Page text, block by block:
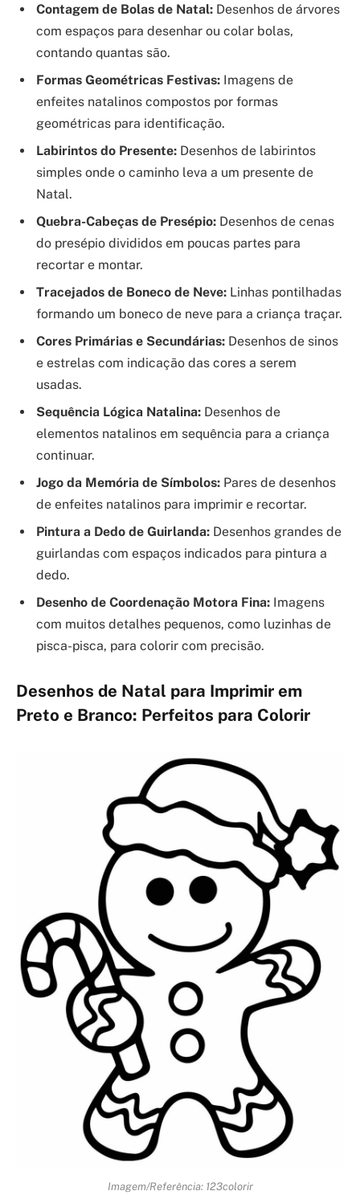
Contagem de Bolas de Natal: Desenhos de árvores
com espaços para desenhar ou colar bolas,
contando quantas são.
Formas Geométricas Festivas: Imagens de
enfeites natalinos compostos por formas
geométricas para identificação.
Labirintos do Presente: Desenhos de labirintos
simples onde o caminho leva a um presente de
Natal.
Quebra-Cabeças de Presépio: Desenhos de cenas
do presépio divididos em poucas partes para
recortar e montar.
Tracejados de Boneco de Neve: Linhas pontilhadas
formando um boneco de neve para a criança traçar.
Cores Primárias e Secundárias: Desenhos de sinos
e estrelas com indicação das cores a serem
usadas.
Sequência Lógica Natalina: Desenhos de
elementos natalinos em sequência para a criança
continuar.
Jogo da Memória de Símbolos: Pares de desenhos
de enfeites natalinos para imprimir e recortar.
Pintura a Dedo de Guirlanda: Desenhos grandes de
guirlandas com espaços indicados para pintura a
dedo.
Desenho de Coordenação Motora Fina: Imagens
com muitos detalhes pequenos, como luzinhas de
pisca-pisca, para colorir com precisão.
Desenhos de Natal para Imprimir em
Preto e Branco: Perfeitos para Colorir
Imagem/Referência: 123colorir